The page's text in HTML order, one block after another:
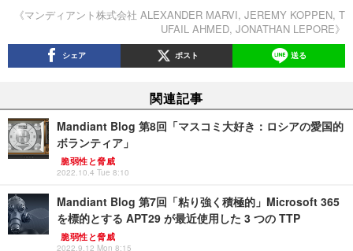
《マンディアント株式会社 ALEXANDER MARVI, JEREMY KOPPEN, T
UFAIL AHMED, JONATHAN LEPORE》
シェア ポスト 送る
関連記事
Mandiant Blog 第8回「マスコミ大好き：ロシアの愛国的
ボランティア」
脆弱性と脅威
2022.10.4 Tue 8:10
Mandiant Blog 第7回「粘り強く積極的」Microsoft 365
を標的とする APT29 が最近使用した 3 つの TTP
脆弱性と脅威
2022.9.12 Mon 8:15